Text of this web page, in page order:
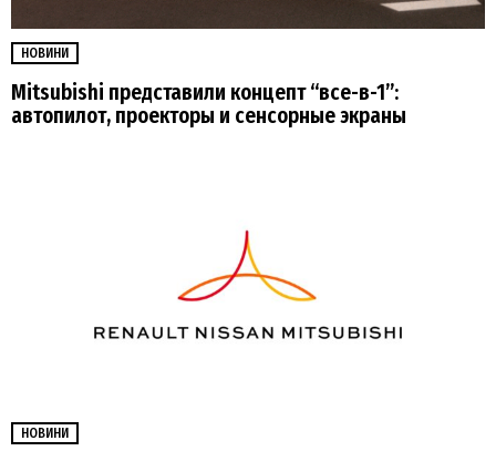
НОВИНИ
Mitsubishi представили концепт “все-в-1”:
автопилот, проекторы и сенсорные экраны
НОВИНИ